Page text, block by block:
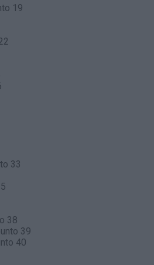
19
33
38
39
40